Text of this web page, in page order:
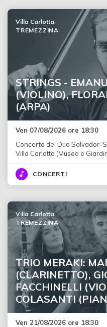
STRINGS -
(VIOLINO),
(ARPA)
Villa Carlotta
TREMEZZINA
Ven 07/08/2026 ore 18:30
Concerto del Duo Salvador-
Villa Carlotta (Museo e
CONCERTI
TRIO MERAKI:
(CLARINETTO),
FACCHINELLI
COLASANTI
Villa Carlotta
TREMEZZINA
Ven 21/08/2026 ore 18:30